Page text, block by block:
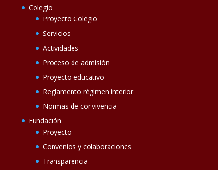
Colegio
Proyecto Colegio
Servicios
Actividades
Proceso de admisión
Proyecto educativo
Reglamento régimen interior
Normas de convivencia
Fundación
Proyecto
Convenios y colaboraciones
Transparencia